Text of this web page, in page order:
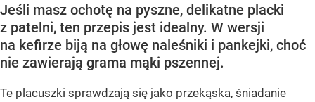
Jeśli masz ochotę na pyszne, delikatne placki
z patelni, ten przepis jest idealny. W wersji
na kefirze biją na głowę naleśniki i pankejki, choć
nie zawierają grama mąki pszennej.
Te placuszki sprawdzają się jako przekąska, śniadanie